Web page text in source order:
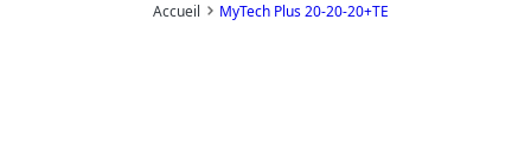
Accueil MyTech Plus 20-20-20+TE